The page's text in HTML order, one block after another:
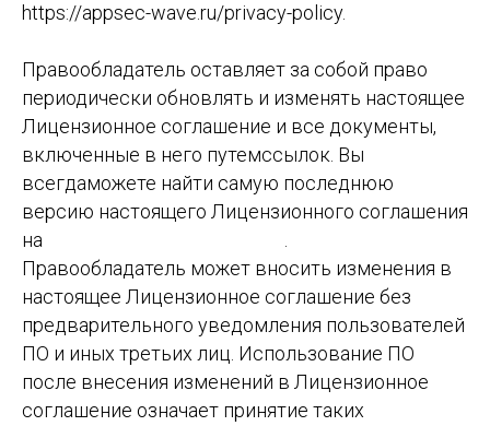
https://appsec-wave.ru/privacy-policy.
Правообладатель оставляет за собой право
периодически обновлять и изменять настоящее
Лицензионное соглашение и все документы,
включенные в него путемссылок. Вы
всегдаможете найти самую последнюю
версию настоящего Лицензионного соглашения
на
Правообладатель может вносить изменения в
настоящее Лицензионное соглашение без
предварительного уведомления пользователей
ПО и иных третьих лиц. Использование ПО
после внесения изменений в Лицензионное
соглашение означает принятие таких